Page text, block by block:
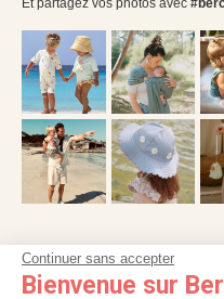
Continuer sans accepter
Bienvenue sur
NOS SERVICES